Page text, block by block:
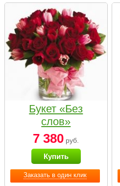
Заказать в один клик
Букет «Без
слов»
7 380 руб.
Купить